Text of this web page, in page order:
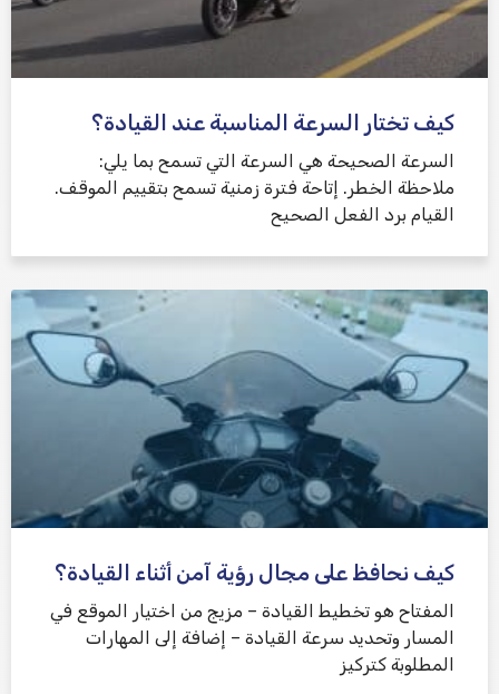
كيف تختار السرعة المناسبة عند القيادة؟
السرعة الصحيحة هي السرعة التي تسمح بما يلي:
ملاحظة الخطر. إتاحة فترة زمنية تسمح بتقييم الموقف.
القيام برد الفعل الصحيح
كيف نحافظ على مجال رؤية آمن أثناء القيادة؟
المفتاح هو تخطيط القيادة – مزيج من اختيار الموقع في
المسار وتحديد سرعة القيادة – إضافة إلى المهارات
المطلوبة كتركيز